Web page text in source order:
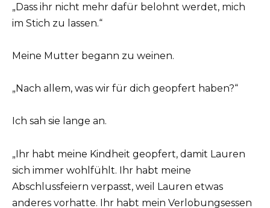
„Dass ihr nicht mehr dafür belohnt werdet, mich
im Stich zu lassen.“
Meine Mutter begann zu weinen.
„Nach allem, was wir für dich geopfert haben?“
Ich sah sie lange an.
„Ihr habt meine Kindheit geopfert, damit Lauren
sich immer wohlfühlt. Ihr habt meine
Abschlussfeiern verpasst, weil Lauren etwas
anderes vorhatte. Ihr habt mein Verlobungsessen